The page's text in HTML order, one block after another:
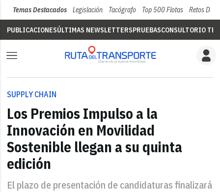
Temas Destacados Legislación Tacógrafo Top 500 Flotas Retos Del
PUBLICACIONESÚLTIMAS NEWSLETTERSPRUEBASCONSULTORIO
SUPPLY CHAIN
Los Premios Impulso a la
Innovación en Movilidad
Sostenible llegan a su quinta
edición
El plazo de presentación de candidaturas finalizará